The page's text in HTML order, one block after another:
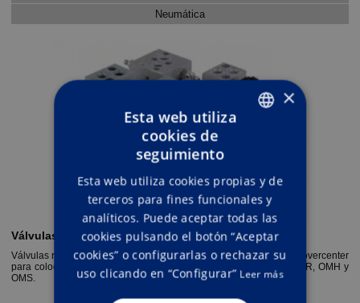
Neumática
Válvulas para motor orbital
Válvulas reguladoras de caudal, limitadoras de presión y válvulas overcenter
para colocar sobre motores orbitales tipo Danfoss OMM, OMP, OMR, OMH y
OMS.
×
Esta web utiliza
cookies de
seguimiento
Esta web utiliza cookies propias y de
terceros para fines funcionales y
analíticos. Puede aceptar todas las
cookies pulsando el botón “Aceptar
cookies” o configurarlas o rechazar su
uso clicando en “Configurar” Leer más